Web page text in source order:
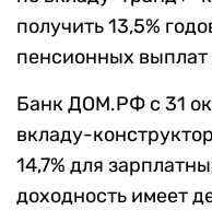
получить 13,5%
пенсионных выплат
Банк ДОМ.РФ с 31
вкладу-
14,7% для
доходность имеет